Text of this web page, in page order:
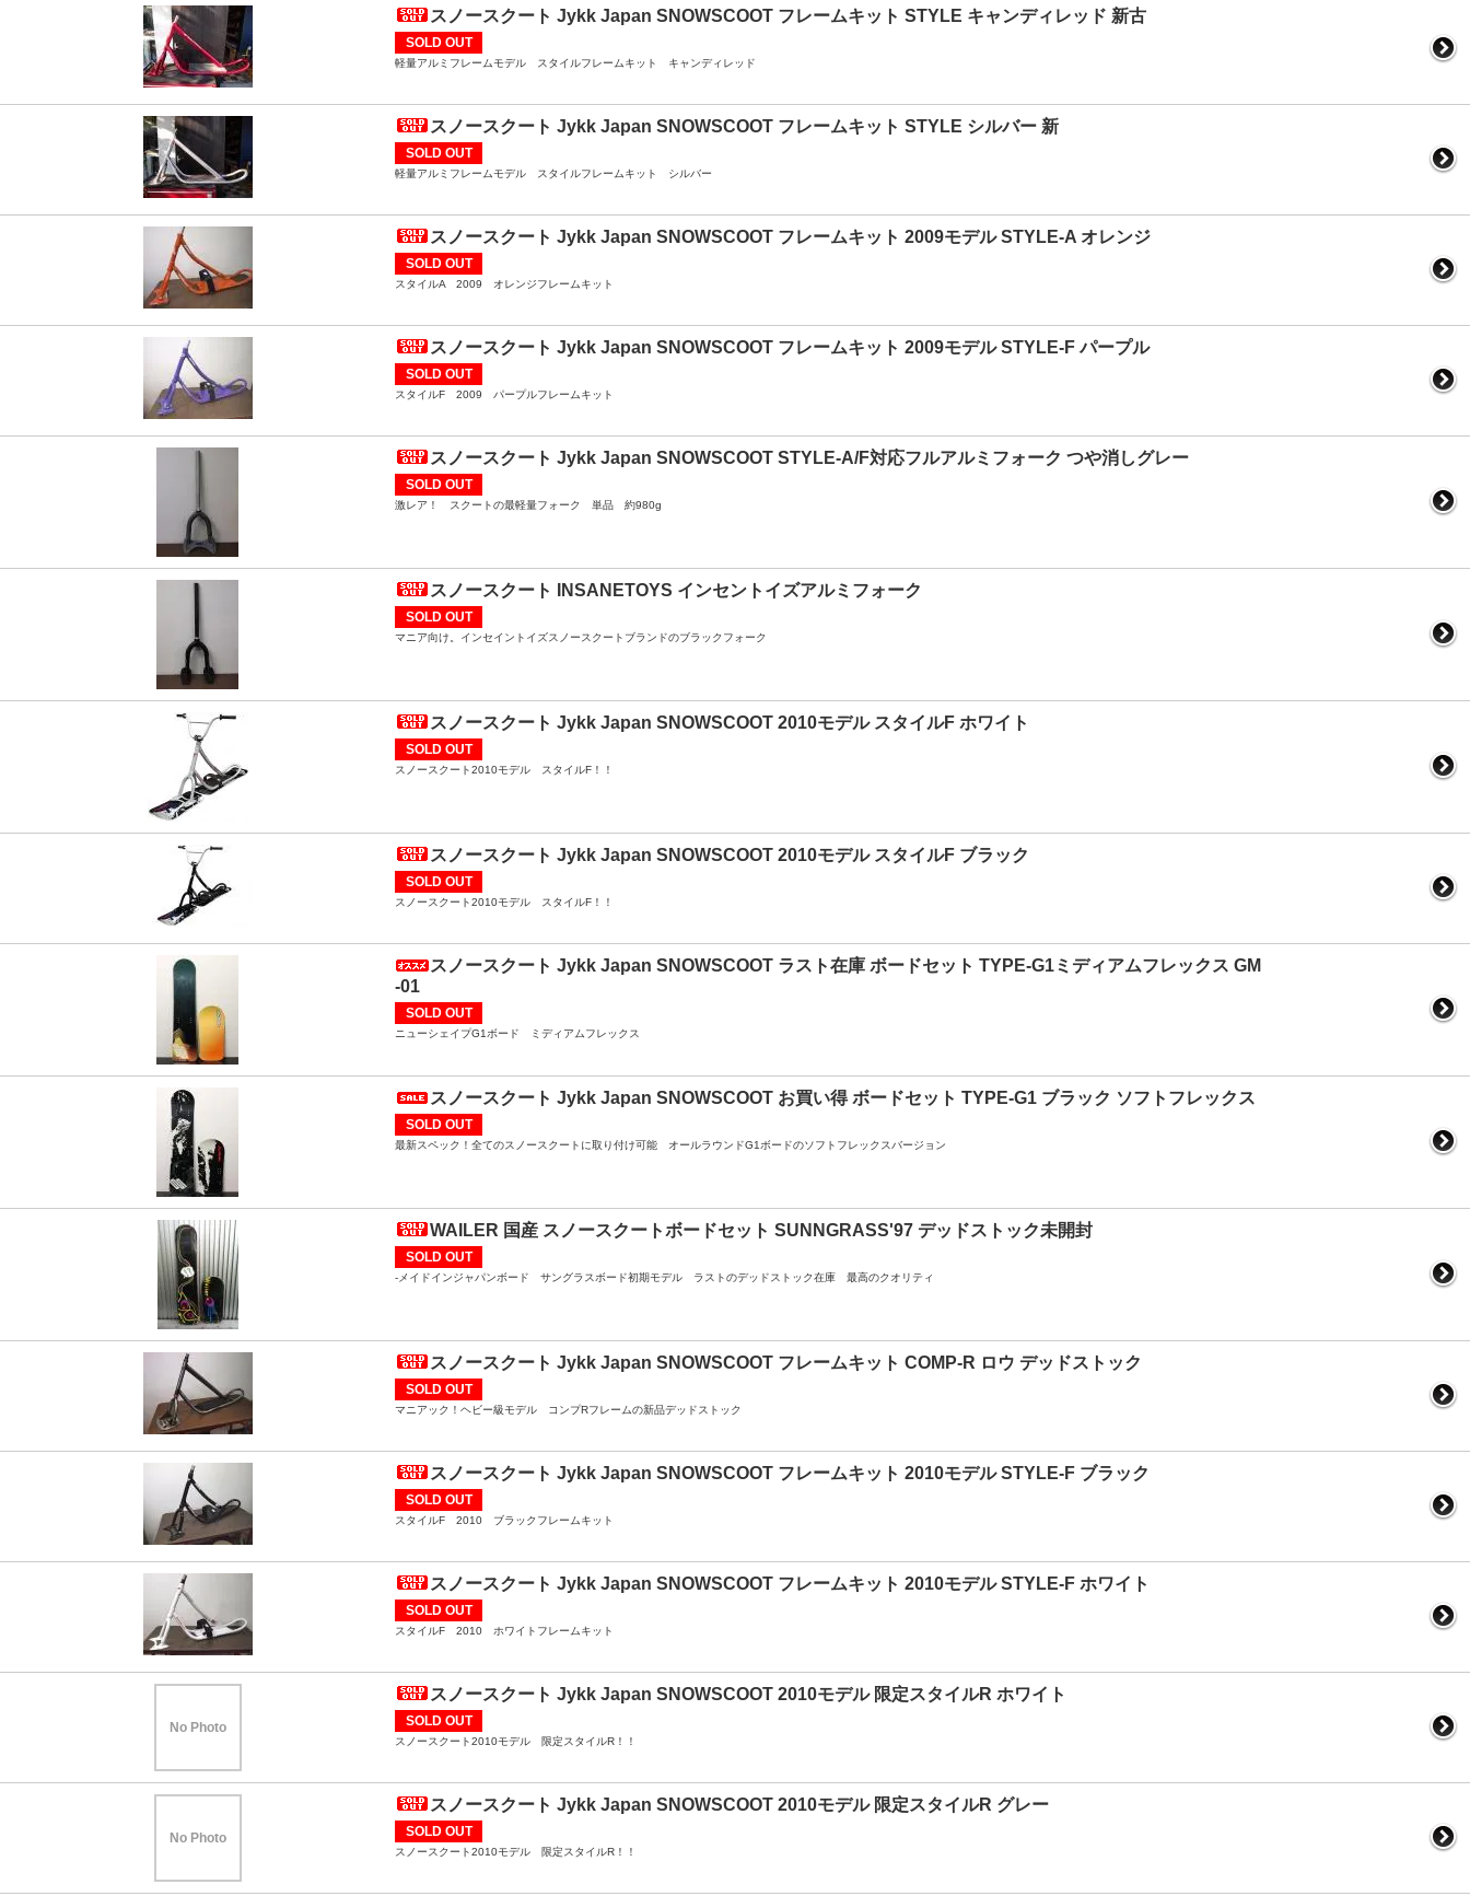
スノースクート Jykk Japan SNOWSCOOT フレームキット STYLE キャンディレッド 新古
SOLD OUT
軽量アルミフレームモデル スタイルフレームキット キャンディレッド
スノースクート Jykk Japan SNOWSCOOT フレームキット STYLE シルバー 新
SOLD OUT
軽量アルミフレームモデル スタイルフレームキット シルバー
スノースクート Jykk Japan SNOWSCOOT フレームキット 2009モデル STYLE-A オレンジ
SOLD OUT
スタイルA 2009 オレンジフレームキット
スノースクート Jykk Japan SNOWSCOOT フレームキット 2009モデル STYLE-F パープル
SOLD OUT
スタイルF 2009 パープルフレームキット
スノースクート Jykk Japan SNOWSCOOT STYLE-A/F対応フルアルミフォーク つや消しグレー
SOLD OUT
激レア！ スクートの最軽量フォーク 単品 約980g
スノースクート INSANETOYS インセントイズアルミフォーク
SOLD OUT
マニア向け。インセイントイズスノースクートブランドのブラックフォーク
スノースクート Jykk Japan SNOWSCOOT 2010モデル スタイルF ホワイト
SOLD OUT
スノースクート2010モデル スタイルF！！
スノースクート Jykk Japan SNOWSCOOT 2010モデル スタイルF ブラック
SOLD OUT
スノースクート2010モデル スタイルF！！
スノースクート Jykk Japan SNOWSCOOT ラスト在庫 ボードセット TYPE-G1ミディアムフレックス GM
-01
SOLD OUT
ニューシェイプG1ボード ミディアムフレックス
スノースクート Jykk Japan SNOWSCOOT お買い得 ボードセット TYPE-G1 ブラック ソフトフレックス
SOLD OUT
最新スペック！全てのスノースクートに取り付け可能 オールラウンドG1ボードのソフトフレックスバージョン
WAILER 国産 スノースクートボードセット SUNNGRASS'97 デッドストック未開封
SOLD OUT
-メイドインジャパンボード サングラスボード初期モデル ラストのデッドストック在庫 最高のクオリティ
スノースクート Jykk Japan SNOWSCOOT フレームキット COMP-R ロウ デッドストック
SOLD OUT
マニアック！ヘビー級モデル コンプRフレームの新品デッドストック
スノースクート Jykk Japan SNOWSCOOT フレームキット 2010モデル STYLE-F ブラック
SOLD OUT
スタイルF 2010 ブラックフレームキット
スノースクート Jykk Japan SNOWSCOOT フレームキット 2010モデル STYLE-F ホワイト
SOLD OUT
スタイルF 2010 ホワイトフレームキット
No Photo
スノースクート Jykk Japan SNOWSCOOT 2010モデル 限定スタイルR ホワイト
SOLD OUT
スノースクート2010モデル 限定スタイルR！！
No Photo
スノースクート Jykk Japan SNOWSCOOT 2010モデル 限定スタイルR グレー
SOLD OUT
スノースクート2010モデル 限定スタイルR！！